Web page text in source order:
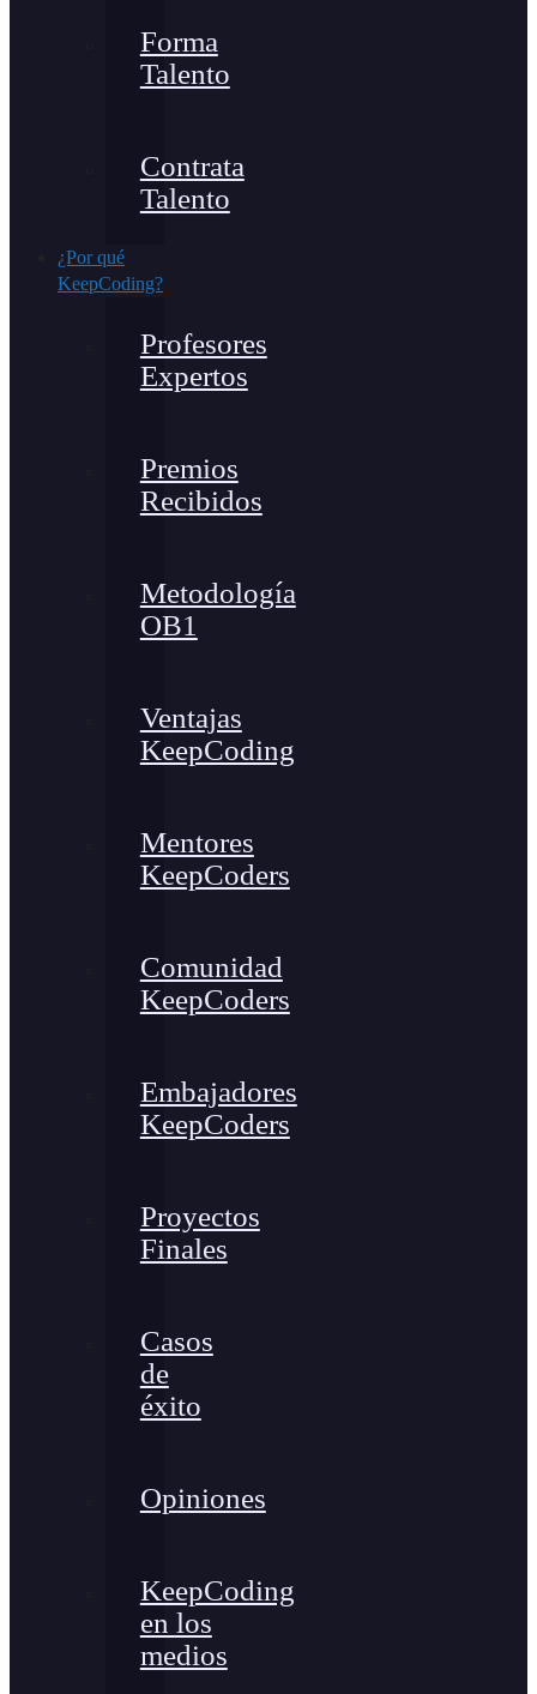
Forma
Talento
Contrata
Talento
¿Por qué
KeepCoding?
Profesores
Expertos
Premios
Recibidos
Metodología
OB1
Ventajas
KeepCoding
Mentores
KeepCoders
Comunidad
KeepCoders
Embajadores
KeepCoders
Proyectos
Finales
Casos
de
éxito
Opiniones
KeepCoding
en los
medios